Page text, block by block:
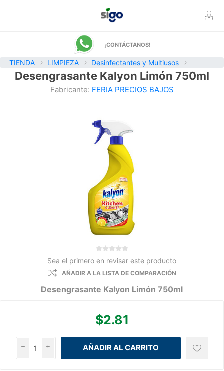
¡CONTÁCTANOS!
TIENDA LIMPIEZA Desinfectantes y Multiusos
Desengrasante Kalyon Limón 750ml
Fabricante: FERIA PRECIOS BAJOS
Sea el primero en revisar este producto
AÑADIR A LA LISTA DE COMPARACIÓN
Desengrasante Kalyon Limón 750ml
$2.81
i
h